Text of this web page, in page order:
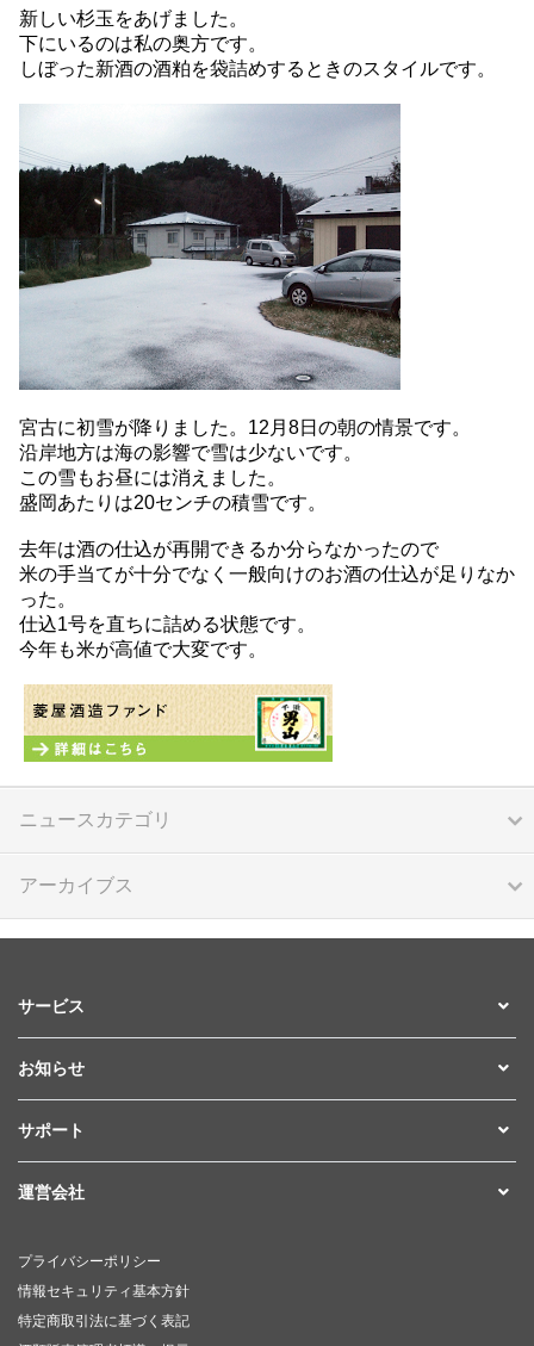
新しい杉玉をあげました。
下にいるのは私の奥方です。
しぼった新酒の酒粕を袋詰めするときのスタイルです。
宮古に初雪が降りました。12月8日の朝の情景です。
沿岸地方は海の影響で雪は少ないです。
この雪もお昼には消えました。
盛岡あたりは20センチの積雪です。
去年は酒の仕込が再開できるか分らなかったので
米の手当てが十分でなく一般向けのお酒の仕込が足りなか
った。
仕込1号を直ちに詰める状態です。
今年も米が高値で大変です。
ニュースカテゴリ
アーカイブス
サービス
お知らせ
サポート
運営会社
プライバシーポリシー
情報セキュリティ基本方針
特定商取引法に基づく表記